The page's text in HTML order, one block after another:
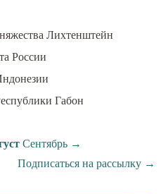
Лихтенштейн
России
Габон
Сентябрь →
Подписаться на рассылку →